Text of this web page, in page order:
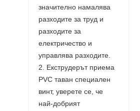
значително намалява
разходите за труд и
разходите за
електричество и
управлява разходите.
2. Екструдерът приема
PVC таван специален
винт, уверете се, че
най-добрият